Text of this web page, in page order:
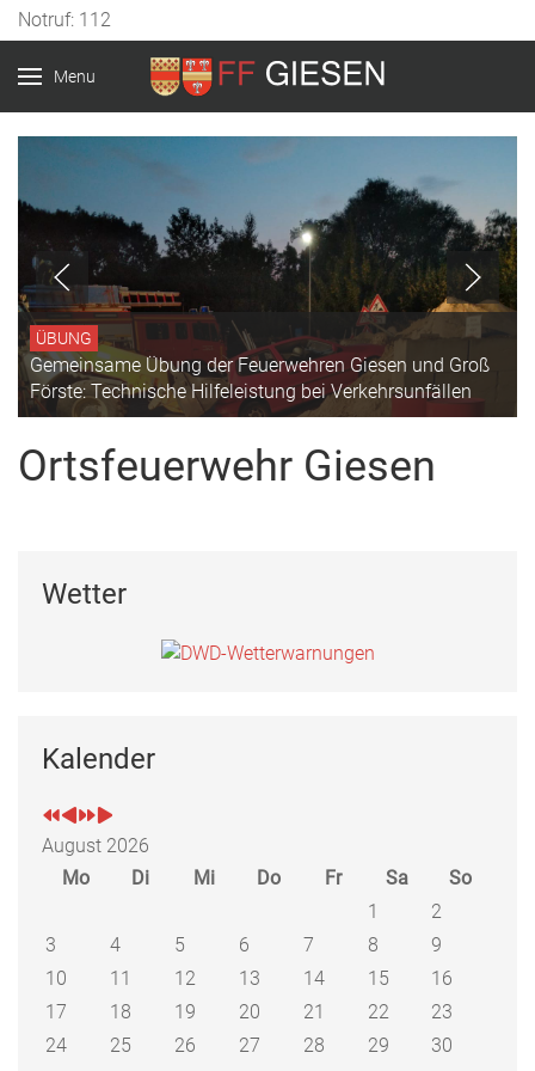
Notruf: 112
Menu
ÜBUNG
Gemeinsame Übung der Feuerwehren Giesen und Groß
Förste: Technische Hilfeleistung bei Verkehrsunfällen
Ortsfeuerwehr Giesen
Wetter
Kalender
JahrMonat
JahrMonat
August 2026
Mo
Di Mi Do Fr Sa
So
1
2
3
4 5 6 7 8
9
10
11 12 13 14 15
16
17
18 19 20 21 22
23
24
25 26 27 28 29
30